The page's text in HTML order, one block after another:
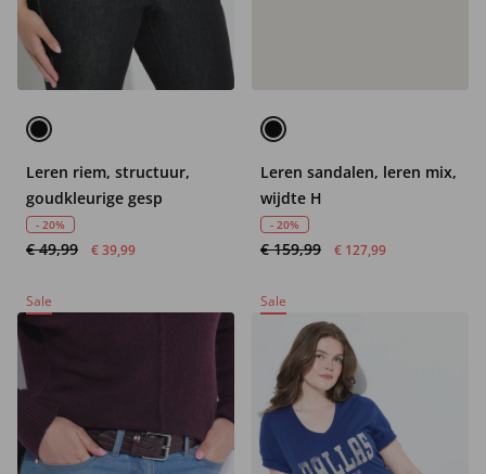
Leren riem, structuur,
goudkleurige gesp
- 20%
€ 49,99 € 39,99
Leren sandalen, leren mix,
wijdte H
- 20%
€ 159,99 € 127,99
Sale Sale